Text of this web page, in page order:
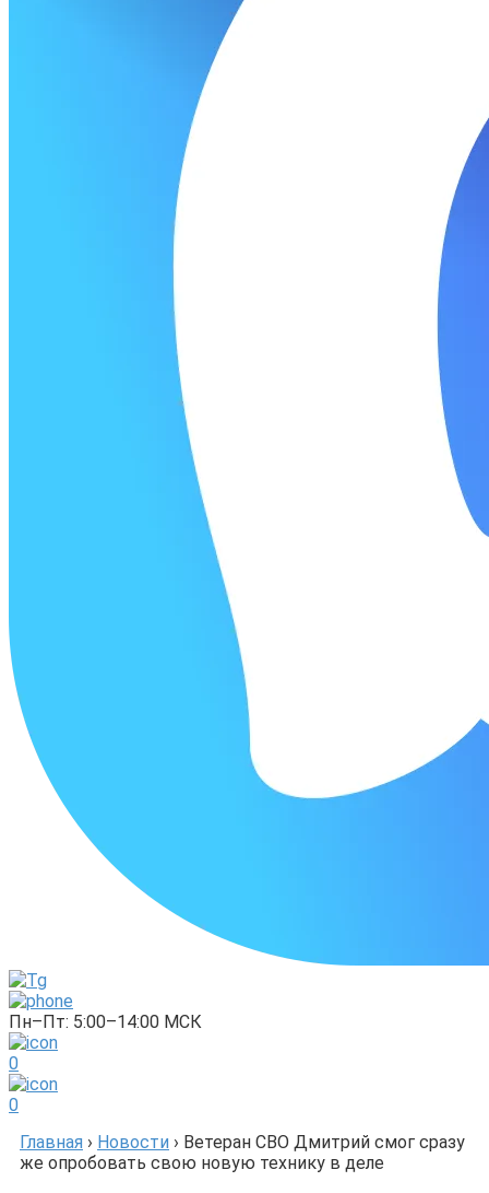
Пн–Пт: 5:00–14:00 МСК
0
0
Главная › Новости › Ветеран СВО Дмитрий смог сразу
же опробовать свою новую технику в деле